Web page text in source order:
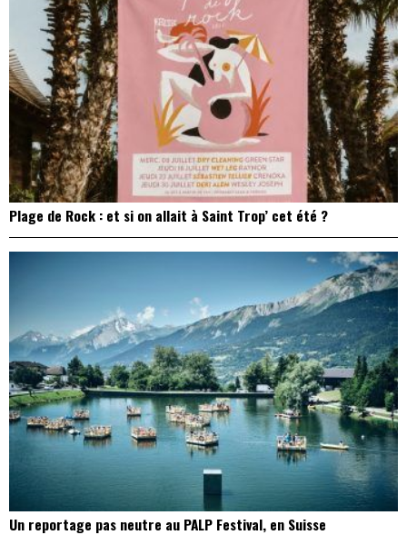
Plage de Rock : et si on allait à Saint Trop’ cet été ?
Un reportage pas neutre au PALP Festival, en Suisse